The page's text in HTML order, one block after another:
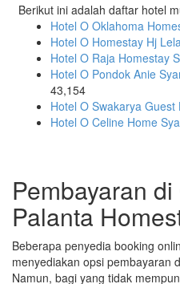
Berikut ini adalah daftar hotel
Hotel O Oklahoma
Hotel O Homestay Hj
Hotel O Raja Homestay
Hotel O Pondok Anie
43,154
Hotel O Swakarya Guest
Hotel O Celine Home
Pembayaran
Palanta
Beberapa penyedia booking
menyediakan opsi pembayaran
Namun, bagi yang tidak